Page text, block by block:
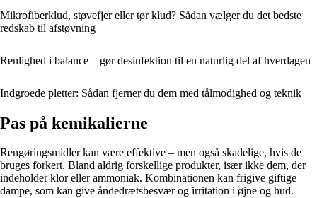
Mikrofiberklud, støvefjer eller tør klud? Sådan vælger du det bedste
redskab til afstøvning
Renlighed i balance – gør desinfektion til en naturlig del af hverdagen
Indgroede pletter: Sådan fjerner du dem med tålmodighed og teknik
Pas på kemikalierne
Rengøringsmidler kan være effektive – men også skadelige, hvis de
bruges forkert. Bland aldrig forskellige produkter, især ikke dem, der
indeholder klor eller ammoniak. Kombinationen kan frigive giftige
dampe, som kan give åndedrætsbesvær og irritation i øjne og hud.